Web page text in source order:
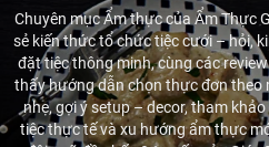
NẤU
Chuyên mục Ẩm thực của Ẩm Thực
sẻ kiến thức tổ chức tiệc cưới – hỏi,
đặt tiệc thông minh, cùng các
thấy hướng dẫn chọn thực đơn theo
nhẹ, gợi ý setup – decor, tham
tiệc thực tế và xu hướng ẩm thực